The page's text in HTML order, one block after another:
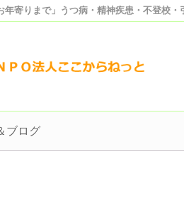
年寄りまで」うつ病・精神疾患・不登校
ブログ